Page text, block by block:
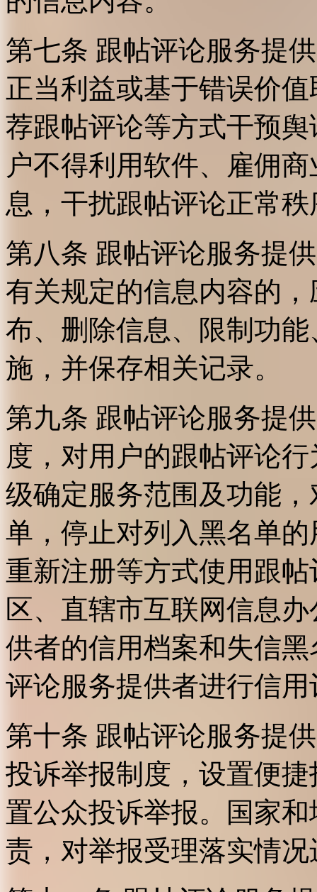
第七条 跟帖评论服务提
正当利益或基于错误价
荐跟帖评论等方式干预
户不得利用软件、雇佣
息，干扰跟帖评论正常
第八条 跟帖评论服务提
有关规定的信息内容的
布、删除信息、限制功
施，并保存相关记录。
第九条 跟帖评论服务提
度，对用户的跟帖评论
级确定服务范围及功能
单，停止对列入黑名单
重新注册等方式使用跟
区、直辖市互联网信息
供者的信用档案和失信
评论服务提供者进行信用
第十条 跟帖评论服务提
投诉举报制度，设置便
置公众投诉举报。国家
责，对举报受理落实情